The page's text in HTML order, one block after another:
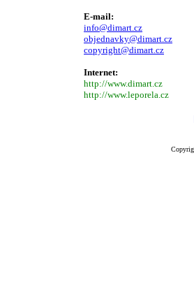
E-mail:
info@dimart.cz
objednavky@dimart.cz
copyright@dimart.cz
Internet:
http://www.dimart.cz
http://www.leporela.cz